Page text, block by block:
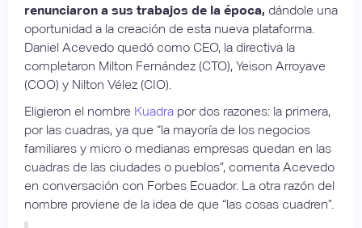
renunciaron a sus trabajos de la época, dándole una
oportunidad a la creación de esta nueva plataforma.
Daniel Acevedo quedó como CEO, la directiva la
completaron Milton Fernández (CTO), Yeison Arroyave
(COO) y Nilton Vélez (CIO).
Eligieron el nombre Kuadra por dos razones: la primera,
por las cuadras, ya que “la mayoría de los negocios
familiares y micro o medianas empresas quedan en las
cuadras de las ciudades o pueblos”, comenta Acevedo
en conversación con Forbes Ecuador. La otra razón del
nombre proviene de la idea de que “las cosas cuadren”.